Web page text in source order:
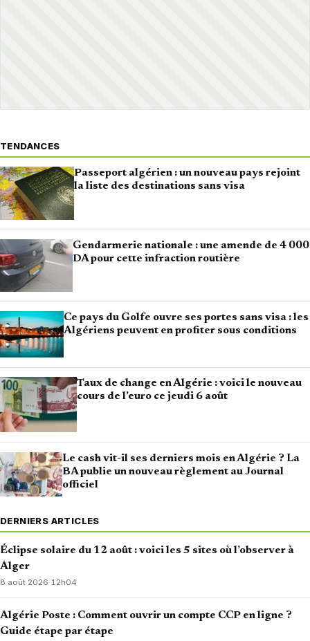
TENDANCES
Passeport algérien : un nouveau pays rejoint
la liste des destinations sans visa
Gendarmerie nationale : une amende de 4 000
DA pour cette infraction routière
Ce pays du Golfe ouvre ses portes sans visa : les
Algériens peuvent en profiter sous conditions
Taux de change en Algérie : voici le nouveau
cours de l’euro ce jeudi 6 août
Le cash vit-il ses derniers mois en Algérie ? La
BA publie un nouveau règlement au Journal
officiel
DERNIERS ARTICLES
Éclipse solaire du 12 août : voici les 5 sites où l’observer à
Alger
8 août 2026·12h04
Algérie Poste : Comment ouvrir un compte CCP en ligne ?
Guide étape par étape